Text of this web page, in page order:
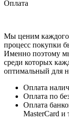
Оплата
Мы ценим каждого
процесс покупки
Именно поэтому
среди которых
оптимальный для
Оплата
Оплата по
Оплата
MasterCard и